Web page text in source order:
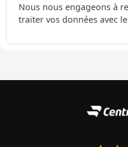
Nous nous engageons à
traiter vos données avec